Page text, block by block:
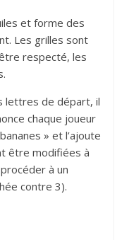
et forme des
Les grilles sont
respecté, les
lettres de départ, il
chaque joueur
» et l’ajoute
être modifiées à
à un
contre 3).